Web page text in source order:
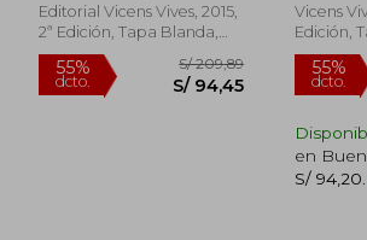
Editorial Vicens Vives, 2015,
2ª Edición, Tapa Blanda,
Nuevo
Vicens
Edición,
Nuevo
en
S/ 94,20